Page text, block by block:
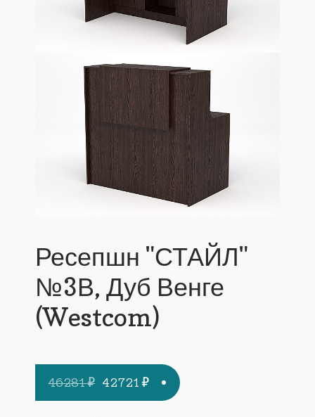
Ресепшн "СТАЙЛ"
№3В, Дуб Венге
(Westcom)
46281₽ Первоначальная
цена
42721 ₽Текущая
цена: